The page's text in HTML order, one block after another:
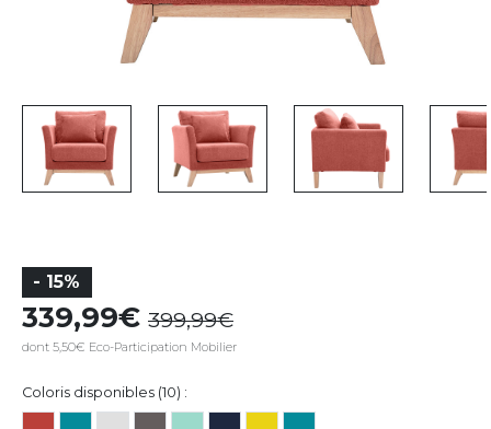
- 15%
339,99 399,99
dont 5,50€ Eco-Participation Mobilier
Coloris disponibles (10) :